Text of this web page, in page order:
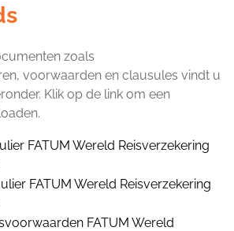
zoals
voorwaarden en clausules vindt u
Klik op de link om een
FATUM Wereld Reisverzekering
FATUM Wereld Reisverzekering
FATUM Wereld